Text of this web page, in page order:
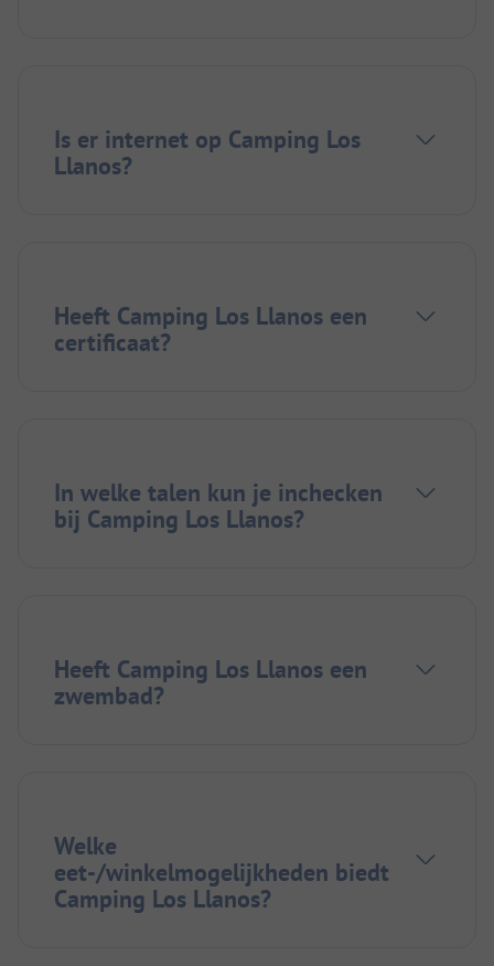
Is er internet op Camping Los
Llanos?
Heeft Camping Los Llanos een
certificaat?
In welke talen kun je inchecken
bij Camping Los Llanos?
Heeft Camping Los Llanos een
zwembad?
Welke
eet-/winkelmogelijkheden biedt
Camping Los Llanos?